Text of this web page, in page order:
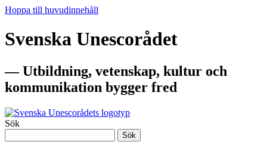
Hoppa till huvudinnehåll
Svenska Unescorådet
— Utbildning, vetenskap, kultur och
kommunikation bygger fred
Sök
Sök